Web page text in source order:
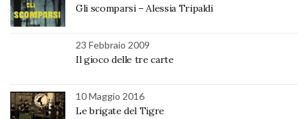
Gli scomparsi – Alessia Tripaldi
23 Febbraio 2009
Il gioco delle tre carte
10 Maggio 2016
Le brigate del Tigre